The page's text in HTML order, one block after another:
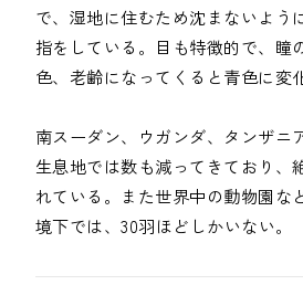
で、湿地に住むため沈まないよう
指をしている。目も特徴的で、瞳
色、老齢になってくると青色に変化
南スーダン、ウガンダ、タンザニ
生息地では数も減ってきており、
れている。また世界中の動物園な
境下では、30羽ほどしかいない。